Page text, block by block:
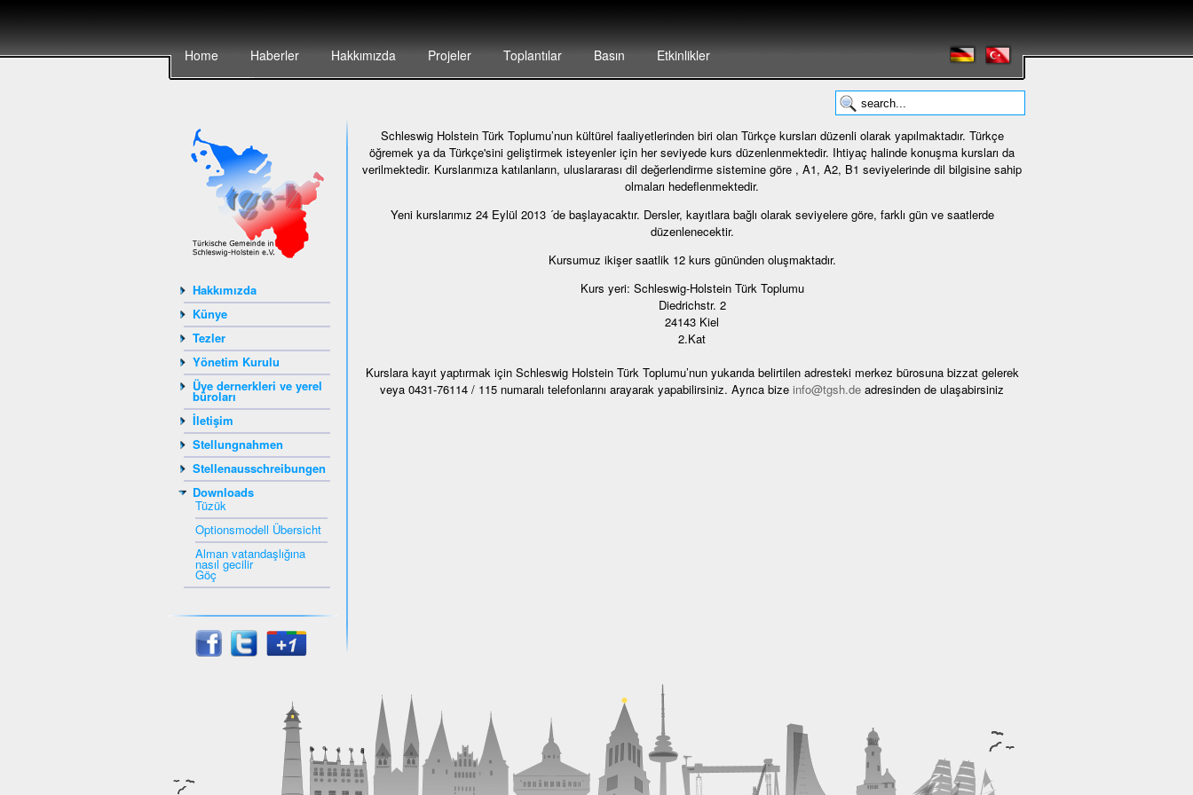
Home Haberler Hakkımızda Projeler Toplantılar Basın Etkinlikler
Hakkımızda
Künye
Tezler
Yönetim Kurulu
Üye dernerkleri ve yerel
büroları
İletişim
Stellungnahmen
Stellenausschreibungen
Downloads
Tüzük
Optionsmodell Übersicht
Alman vatandaşlığına
nasıl gecilir
Göç
Schleswig Holstein Türk Toplumu’nun kültürel faaliyetlerinden biri olan Türkçe kursları düzenli olarak yapılmaktadır. Türkçe
öğremek ya da Türkçe'sini geliştirmek isteyenler için her seviyede kurs düzenlenmektedir. Ihtiyaç halinde konuşma kursları da
verilmektedir. Kurslarımıza katılanların, uluslararası dil değerlendirme sistemine göre , A1, A2, B1 seviyelerinde dil bilgisine sahip
olmaları hedeflenmektedir.
Yeni kurslarımız 24 Eylül 2013 ´de başlayacaktır. Dersler, kayıtlara bağlı olarak seviyelere göre, farklı gün ve saatlerde
düzenlenecektir.
Kursumuz ikişer saatlik 12 kurs gününden oluşmaktadır.
Kurs yeri: Schleswig-Holstein Türk Toplumu
Diedrichstr. 2
24143 Kiel
2.Kat
Kurslara kayıt yaptırmak için Schleswig Holstein Türk Toplumu’nun yukarıda belirtilen adresteki merkez bürosuna bizzat gelerek
veya 0431-76114 / 115 numaralı telefonlarını arayarak yapabilirsiniz. Ayrıca bize info@tgsh.de adresinden de ulaşabirsiniz